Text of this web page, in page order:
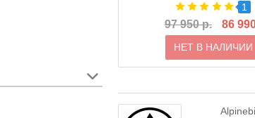
1
97 950 р. 86
НЕТ В НАЛИЧИИ